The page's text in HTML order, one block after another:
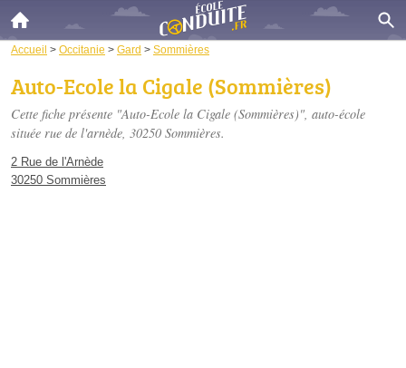
Accueil > Occitanie > Gard > Sommières
Auto-Ecole la Cigale (Sommières)
Cette fiche présente "Auto-Ecole la Cigale (Sommières)", auto-école
située rue de l'arnède, 30250 Sommières.
2 Rue de l'Arnède
30250 Sommières